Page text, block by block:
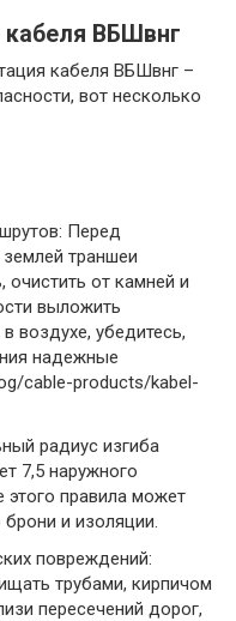
ВБШвнг
кабеля ВБШвнг –
вот несколько
Перед
траншеи
очистить от камней и
выложить
воздухе, убедитесь,
надежные
cable-products/kabel-
радиус изгиба
7,5 наружного
правила может
и изоляции.​
повреждений:
трубами, кирпичом
пересечений дорог,